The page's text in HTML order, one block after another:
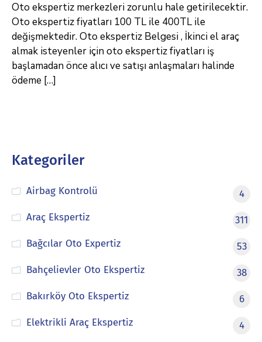
Oto ekspertiz merkezleri zorunlu hale getirilecektir.
Oto ekspertiz fiyatları 100 TL ile 400TL ile
değişmektedir. Oto ekspertiz Belgesi , İkinci el araç
almak isteyenler için oto ekspertiz fiyatları iş
başlamadan önce alıcı ve satışı anlaşmaları halinde
ödeme […]
Kategoriler
Airbag Kontrolü
4
Araç Ekspertiz
311
Bağcılar Oto Expertiz
53
Bahçelievler Oto Ekspertiz
38
Bakırköy Oto Ekspertiz
6
Elektrikli Araç Ekspertiz
4